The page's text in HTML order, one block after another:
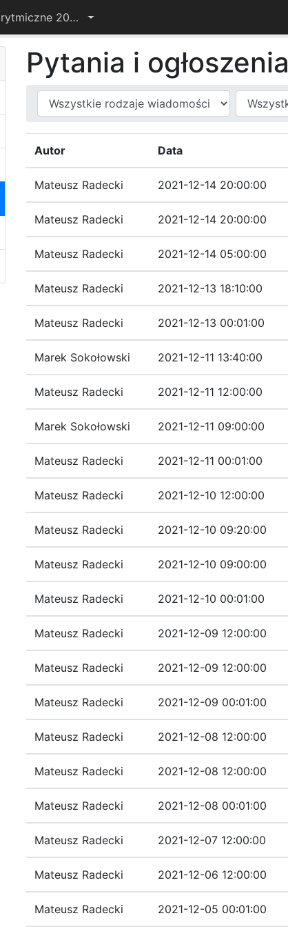
Potyczki Algorytmiczne 2021
Pytania i ogłoszenia
Typ wiadomości
Kategoria
Autor Data
Mateusz Radecki 2021-12-14 20:00:00
Mateusz Radecki 2021-12-14 20:00:00
Mateusz Radecki 2021-12-14 05:00:00
Mateusz Radecki 2021-12-13 18:10:00
Mateusz Radecki 2021-12-13 00:01:00
Marek Sokołowski 2021-12-11 13:40:00
Mateusz Radecki 2021-12-11 12:00:00
Marek Sokołowski 2021-12-11 09:00:00
Mateusz Radecki 2021-12-11 00:01:00
Mateusz Radecki 2021-12-10 12:00:00
Mateusz Radecki 2021-12-10 09:20:00
Mateusz Radecki 2021-12-10 09:00:00
Mateusz Radecki 2021-12-10 00:01:00
Mateusz Radecki 2021-12-09 12:00:00
Mateusz Radecki 2021-12-09 12:00:00
Mateusz Radecki 2021-12-09 00:01:00
Mateusz Radecki 2021-12-08 12:00:00
Mateusz Radecki 2021-12-08 12:00:00
Mateusz Radecki 2021-12-08 00:01:00
Mateusz Radecki 2021-12-07 12:00:00
Mateusz Radecki 2021-12-06 12:00:00
Mateusz Radecki 2021-12-05 00:01:00